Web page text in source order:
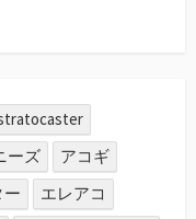
ーズ
アコギ
ー
エレアコ